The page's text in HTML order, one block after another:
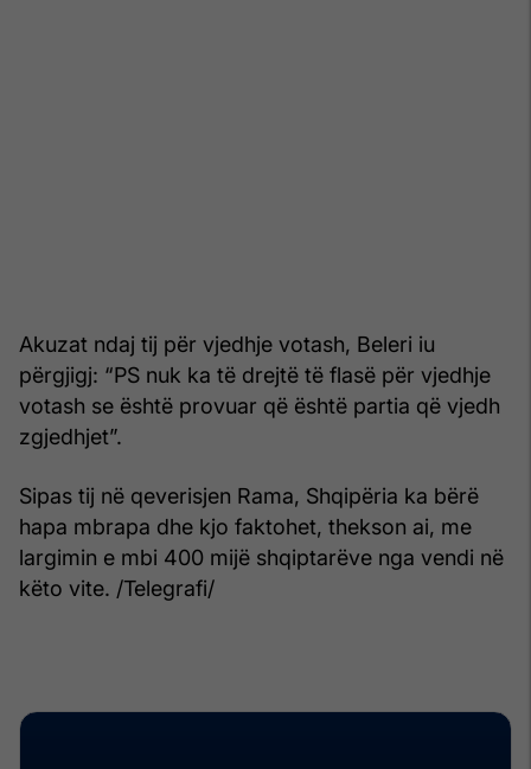
Akuzat ndaj tij për vjedhje votash, Beleri iu
përgjigj: “PS nuk ka të drejtë të flasë për vjedhje
votash se është provuar që është partia që vjedh
zgjedhjet”.
Sipas tij në qeverisjen Rama, Shqipëria ka bërë
hapa mbrapa dhe kjo faktohet, thekson ai, me
largimin e mbi 400 mijë shqiptarëve nga vendi në
këto vite. /Telegrafi/